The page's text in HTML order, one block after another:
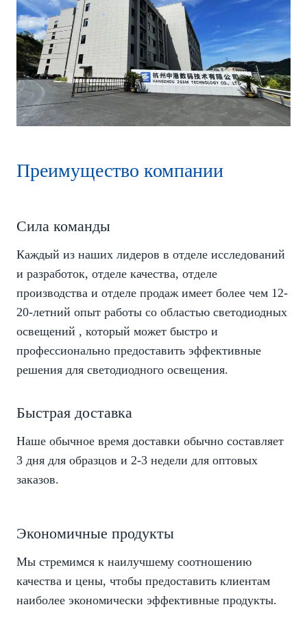
Преимущество компании
Сила команды
Каждый из наших лидеров в отделе исследований
и разработок, отделе качества, отделе
производства и отделе продаж имеет более чем 12-
20-летний опыт работы со областью светодиодных
освещений , который может быстро и
профессионально предоставить эффективные
решения для светодиодного освещения.
Быстрая доставка
Наше обычное время доставки обычно составляет
3 дня для образцов и 2-3 недели для оптовых
заказов.
Экономичные продукты
Мы стремимся к наилучшему соотношению
качества и цены, чтобы предоставить клиентам
наиболее экономически эффективные продукты.